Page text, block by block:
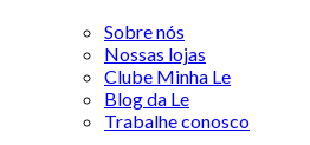
Sobre nós
Nossas lojas
Clube Minha Le
Blog da Le
Trabalhe conosco